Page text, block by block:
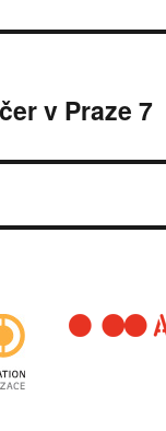
v Praze 7